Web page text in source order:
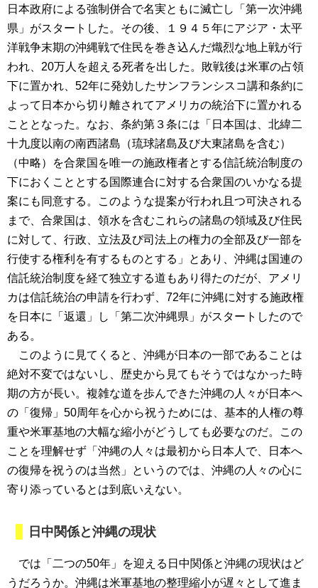
日本政府による強制併合で名実ともに滅亡し「第一次沖縄
県」がスタートした。その後、１９４５年にアジア・太平
洋戦争末期の沖縄戦で住民を巻き込んだ熾烈な地上戦が行
われ、20万人を超える死者を出した。敗戦後は米軍の占領
下に置かれ、52年に発効したサンフランシスコ講和条約に
よって日本から切り離されてアメリカの統治下に置かれる
こととなった。なお、条約第３条には「日本国は、北緯二
十九度以南の南西諸島（琉球諸島及び大東諸島を含む）
（中略）を合衆国を唯一の施政権者とする信託統治制度の
下におくこととする国際連合に対する合衆国のいかなる提
案にも同意する。このような提案が行われ且つ可決される
まで、合衆国は、領水を含むこれらの諸島の領域及び住民
に対して、行政、立法及び司法上の権力の全部及び一部を
行使する権利を有するものとする」とあり、沖縄は国連の
信託統治制度を経て独立する道もあり得たのだが、アメリ
カは信託統治の申請を行わず、72年に沖縄に対する施政権
を日本に「返還」し「第二次沖縄県」がスタートしたので
ある。
このように見てくると、沖縄が日本の一部であることは
絶対不変ではないし、歴史から見てもそうではなかった時
期の方が長い。複雑な道を歩んできた沖縄の人々が日本へ
の「復帰」50周年を心から祝うためには、基本的人権の尊
重や米軍基地の大幅な縮小がどうしても必要なのだ。この
ことを理解せず「沖縄の人々は最初から日本人で、日本へ
の復帰を祝うのは当然」というのでは、沖縄の人々の心に
寄り添っているとは到底いえない。
日中関係と沖縄の現状
では「二つの50年」を迎える日中関係と沖縄の現状はど
うだろうか。沖縄は米軍基地の整理縮小が遅々として進ま